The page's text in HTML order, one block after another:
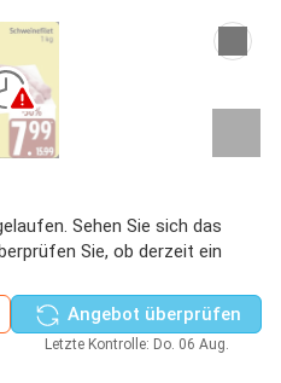
Sehen Sie sich das
Sie, ob derzeit ein
Angebot überprüfen
Letzte Kontrolle: Do. 06 Aug.